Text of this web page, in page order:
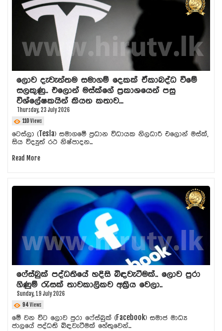
ලොව දැවැන්තම සමාගම් දෙකක් ඒකාබද්ධ වීමේ
සලකුණු.. එලොන් මස්ක්ගේ ප්‍රකාශයෙන් පසු
විශ්ලේෂකයින් කියන කතාව...
Thursday, 23 July 2026
110Views
ටෙස්ලා (Tesla) සමාගමේ ප්‍රධාන විධායක නිලධාරී එලොන් මස්ක්,
සිය විද්‍යුත් රථ නිෂ්පාදන...
Read More
ෆේස්බුක් පද්ධතියේ හදිසි බිඳවැටීමක්.. ලොව පුරා
ගිණුම් රැසක් තාවකාලිකව අක්‍රිය වෙලා..
Sunday, 19 July 2026
94Views
මේ වන විට ලොව පුරා ෆේස්බුක් (Facebook) සමාජ මාධ්‍ය
ජාලයේ පද්ධති බිඳවැටීමක් හේතුවෙන්...